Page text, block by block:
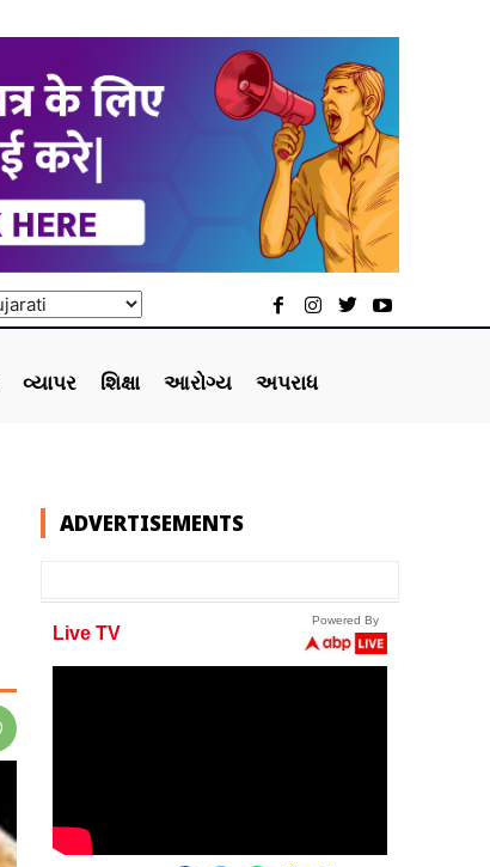
વ્યાપર શિક્ષા આરોગ્ય અપરાધ
ADVERTISEMENTS